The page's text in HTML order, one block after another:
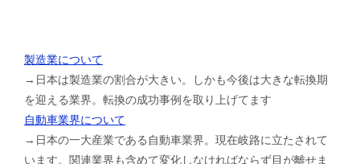
製造業について
→日本は製造業の割合が大きい。しかも今後は大きな転換期
を迎える業界。転換の成功事例を取り上げてます
自動車業界について
→日本の一大産業である自動車業界。現在岐路に立たされて
います。関連業界も含めて変化しなければならず目が離せま